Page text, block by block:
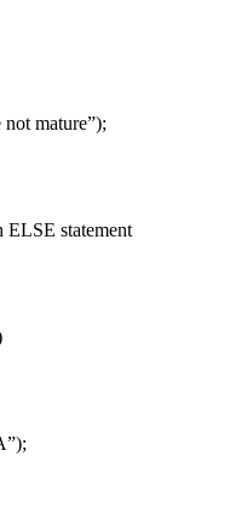
mature”);
statement